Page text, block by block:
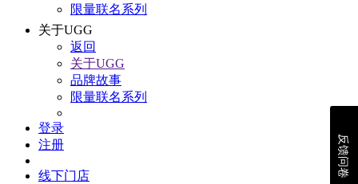
限量联名系列
关于UGG
返回
关于UGG
品牌故事
限量联名系列
登录
注册
线下门店
反馈问卷